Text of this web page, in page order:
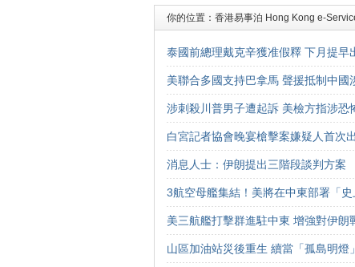
你的位置： 香港易事泊 Hong Kong e-
泰國前總理戴克辛獲准假釋 下月提早
美聯合多國支持巴拿馬 聲援抵制中國
涉刺殺川普男子遭起訴 美檢方指涉恐
白宮記者協會晚宴槍擊案嫌疑人首次
消息人士：伊朗提出三階段談判方案
3航空母艦集結！美將在中東部署「
美三航艦打擊群進駐中東 增強對伊朗
山區加油站災後重生 續當「孤島明燈」